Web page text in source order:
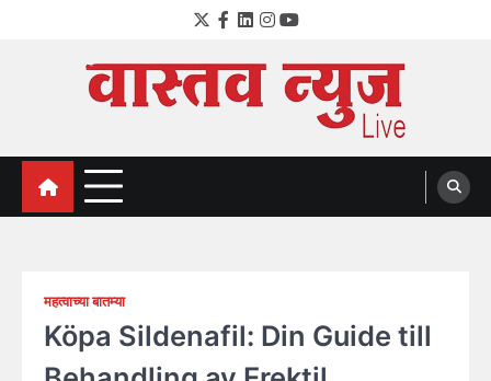
Twitter
Facebook
LinkedIn
Instagram
YouTube
VastavNEWSLive.com
a leading NEWS portal of Maharahstra
महत्वाच्या बातम्या
Köpa Sildenafil: Din Guide till